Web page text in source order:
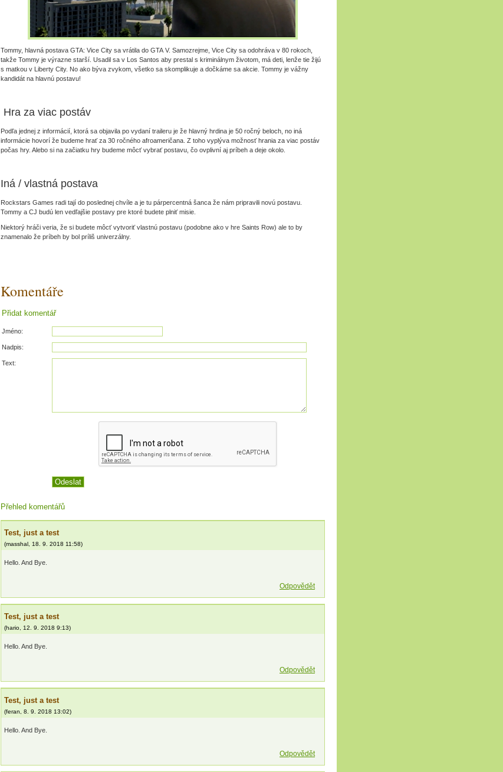
Tommy, hlavná postava GTA: Vice City sa vrátila do GTA V. Samozrejme, Vice City sa odohráva v 80 rokoch,
takže Tommy je výrazne starší. Usadil sa v Los Santos aby prestal s kriminálnym životom, má deti, lenže tie žijú
s matkou v Liberty City. No ako býva zvykom, všetko sa skomplikuje a dočkáme sa akcie. Tommy je vážny
kandidát na hlavnú postavu!
Hra za viac postáv
Podľa jednej z informácií, ktorá sa objavila po vydaní traileru je že hlavný hrdina je 50 ročný beloch, no iná
informácie hovorí že budeme hrať za 30 ročného afroameričana. Z toho vyplýva možnosť hrania za viac postáv
počas hry. Alebo si na začiatku hry budeme môcť vybrať postavu, čo ovplivní aj príbeh a deje okolo.
Iná / vlastná postava
Rockstars Games radi tají do poslednej chvíle a je tu párpercentná šanca že nám pripravili novú postavu.
Tommy a CJ budú len vedľajšie postavy pre ktoré budete plniť misie.
Niektorý hráči veria, že si budete môcť vytvoriť vlastnú postavu (podobne ako v hre Saints Row) ale to by
znamenalo že príbeh by bol príliš univerzálny.
Komentáře
Přidat komentář
Jméno:
Nadpis:
Text:
Přehled komentářů
Test, just a test
(masshal 18. 9. 2018 11:58)
Hello. And Bye.
Odpovědět
Test, just a test
(hario 12. 9. 2018 9:13)
Hello. And Bye.
Odpovědět
Test, just a test
(feran, 8. 9. 2018 13:02)
Hello. And Bye.
Odpovědět